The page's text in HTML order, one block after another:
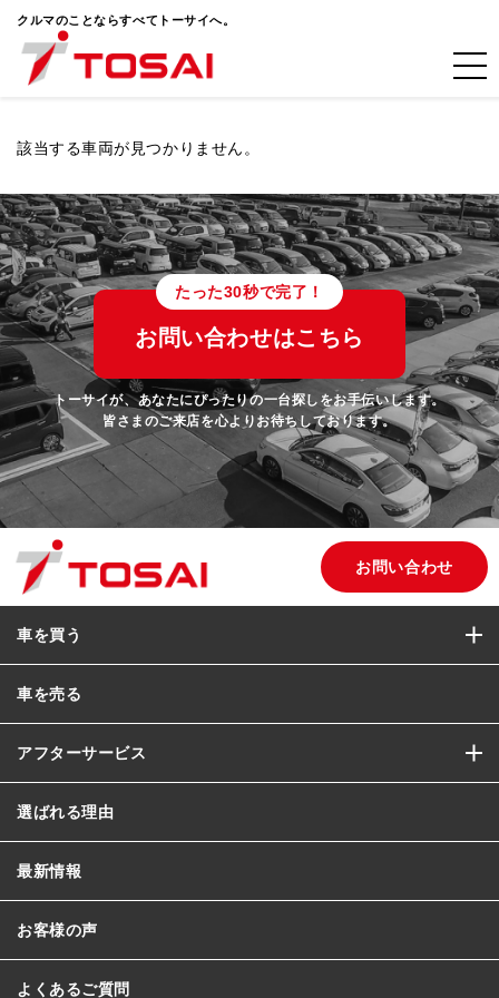
クルマのことならすべてトーサイへ。
該当する車両が見つかりません。
たった30秒で完了！
お問い合わせはこちら
トーサイが、あなたにぴったりの一台探しをお手伝いします。
皆さまのご来店を心よりお待ちしております。
お問い合わせ
車を買う
車を売る
アフターサービス
選ばれる理由
最新情報
お客様の声
よくあるご質問